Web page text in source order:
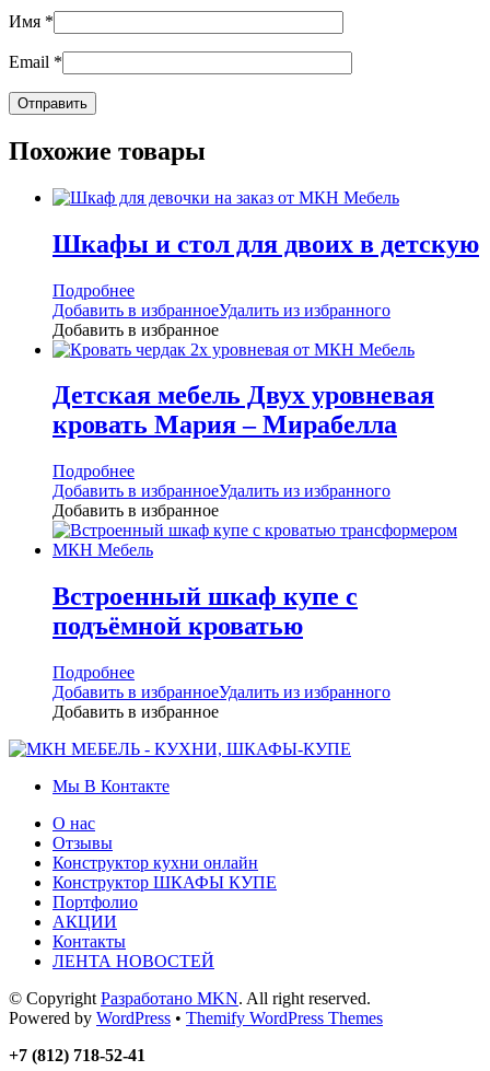
Имя *
Email *
Похожие товары
Шкафы и стол для двоих в детскую
Подробнее
Добавить в избранноеУдалить из избранного
Добавить в избранное
Детская мебель Двух уровневая
кровать Мария – Мирабелла
Подробнее
Добавить в избранноеУдалить из избранного
Добавить в избранное
Встроенный шкаф купе с
подъёмной кроватью
Подробнее
Добавить в избранноеУдалить из избранного
Добавить в избранное
Мы В Контакте
О нас
Отзывы
Конструктор кухни онлайн
Конструктор ШКАФЫ КУПЕ
Портфолио
АКЦИИ
Контакты
ЛЕНТА НОВОСТЕЙ
© Copyright Разработано MKN. All right reserved.
Powered by WordPress • Themify WordPress Themes
+7 (812) 718-52-41